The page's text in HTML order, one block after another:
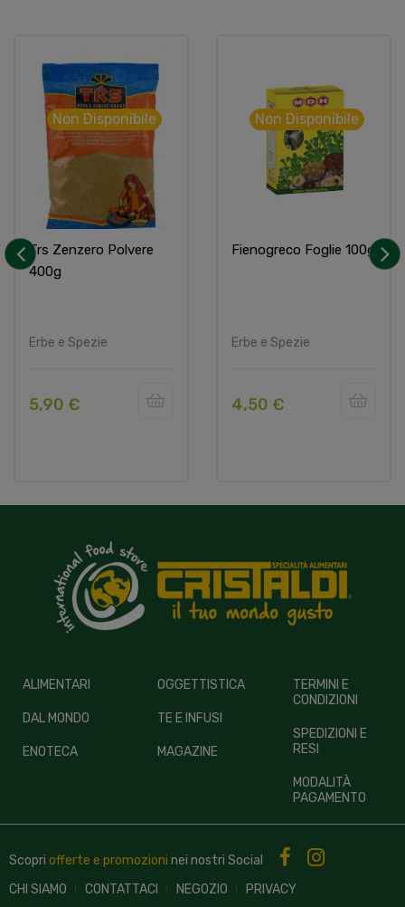
Trs Zenzero Polvere
400g
Erbe e Spezie
Non Disponibile
5,90 €
Fienogreco Foglie 100g
Erbe e Spezie
Non Disponibile
4,50 €
ALIMENTARI
DAL MONDO
ENOTECA
OGGETTISTICA
TE E INFUSI
MAGAZINE
TERMINI E
CONDIZIONI
SPEDIZIONI E
RESI
MODALITÀ
PAGAMENTO
Scopri offerte e promozioni nei nostri Social
CHI SIAMO
CONTATTACI NEGOZIO PRIVACY